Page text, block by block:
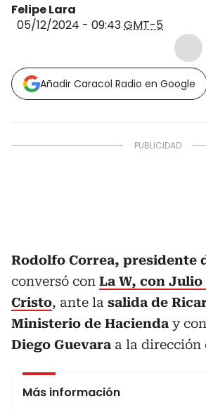
Felipe Lara
05/12/2024 - 09:43GMT-5
Añadir Caracol Radio en Google
Rodolfo Correa, presidente
conversó con La W, con Julio
Cristo, ante la salida de
Ministerio de Hacienda y
Diego Guevara a la dirección
Más información